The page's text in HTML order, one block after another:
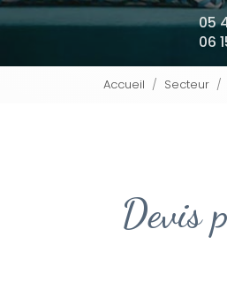
05
06
Accueil Secteur
Devis